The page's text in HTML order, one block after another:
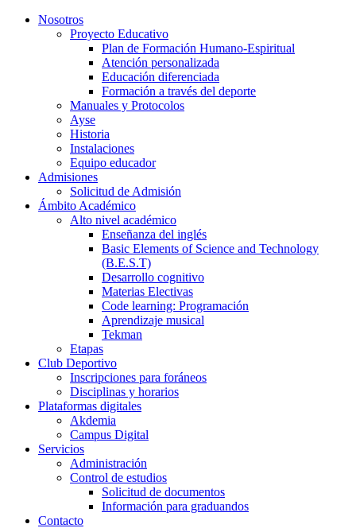
Nosotros
Proyecto Educativo
Plan de Formación Humano-Espiritual
Atención personalizada
Educación diferenciada
Formación a través del deporte
Manuales y Protocolos
Ayse
Historia
Instalaciones
Equipo educador
Admisiones
Solicitud de Admisión
Ámbito Académico
Alto nivel académico
Enseñanza del inglés
Basic Elements of Science and Technology
(B.E.S.T)
Desarrollo cognitivo
Materias Electivas
Code learning: Programación
Aprendizaje musical
Tekman
Etapas
Club Deportivo
Inscripciones para foráneos
Disciplinas y horarios
Plataformas digitales
Akdemia
Campus Digital
Servicios
Administración
Control de estudios
Solicitud de documentos
Información para graduandos
Contacto